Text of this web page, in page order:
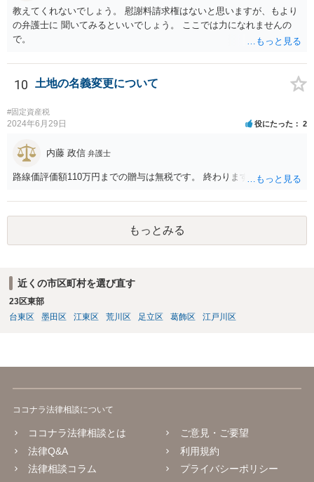
教えてくれないでしょう。 慰謝料請求権はないと思いますが、もより
の弁護士に 聞いてみるといいでしょう。 ここでは力になれませんの
で。
10 土地の名義変更について
#固定資産税
2024年6月29日 役にたった 2
内藤 政信 弁護士
路線価評価額110万円までの贈与は無税です。 終わります。
もっとみる
近くの市区町村を選び直す
23区東部
台東区
墨田区 江東区 荒川区 足立区 葛飾区 江戸川区
ココナラ法律相談について
ココナラ法律相談とは
法律Q&A
法律相談コラム
ご意見・ご要望
利用規約
プライバシーポリシー